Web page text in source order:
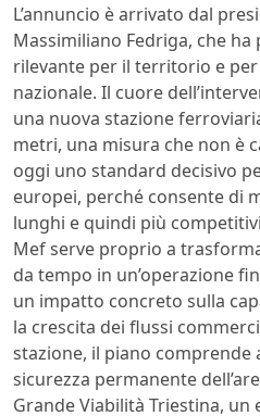
L’annuncio è arrivato dal
Massimiliano Fedriga, che
rilevante per il territorio e
nazionale. Il cuore
una nuova stazione
metri, una misura che non è
oggi uno standard decisivo
europei, perché consente di
lunghi e quindi più
Mef serve proprio a
da tempo in un’operazione
un impatto concreto sulla
la crescita dei flussi
stazione, il piano comprende
sicurezza permanente
Grande Viabilità Triestina, un